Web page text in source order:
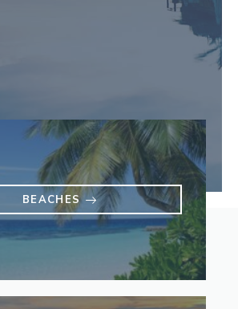
BEACHES